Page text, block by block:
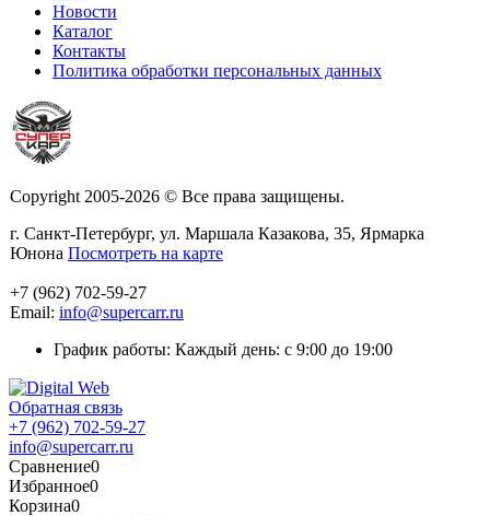
Новости
Каталог
Контакты
Политика обработки персональных данных
Copyright 2005-2026 © Все права защищены.
г. Санкт-Петербург, ул. Маршала Казакова, 35, Ярмарка
Юнона Посмотреть на карте
+7 (962) 702-59-27
Email: info@supercarr.ru
График работы: Каждый день: с 9:00 до 19:00
Обратная связь
+7 (962) 702-59-27
info@supercarr.ru
Сравнение0
Избранное0
Корзина0